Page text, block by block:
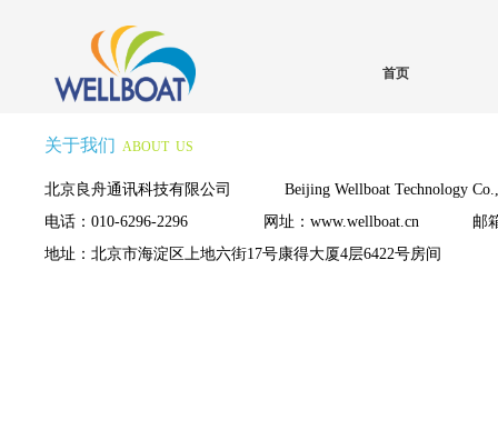
首页
关于我们 ABOUTUS
北京良舟通讯科技有限公司 Beijing Wellboat Technology
电话：010-6296-2296 网址：www.wellboat.cn 邮箱：
地址：北京市海淀区上地六街17号康得大厦4层6422号房间 